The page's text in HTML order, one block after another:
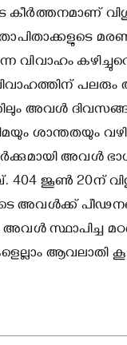
കീര്‍ത്തനമാണ്
വിവാഹം
പലരും
അവള്‍
ശാന്തതയും
അവള്‍
404 ജൂണ്‍ 20ന്
അവള്‍ക്ക്
അവള്‍ സ്ഥാപിച്ച